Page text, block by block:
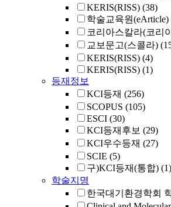
KERIS(RISS) (38)
학술교육원(eArticle)
코리아스칼라(코리
교보문고(스콜라)
KERIS(RISS) (4)
KERIS(RISS) (1)
등재정보
KCI등재 (256)
SCOPUS (105)
ESCI (30)
KCI등재후보 (29)
KCI우수등재 (27)
SCIE (5)
구)KCI등재(통합) (1)
학술지명
한국대기환경학회